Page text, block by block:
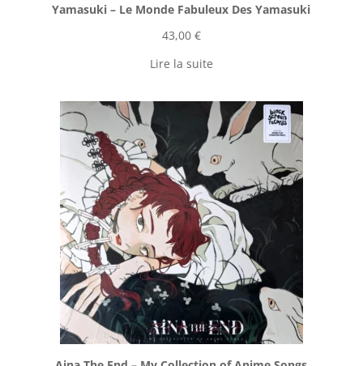
Yamasuki ‎– Le Monde Fabuleux Des Yamasuki
43,00 €
Lire la suite